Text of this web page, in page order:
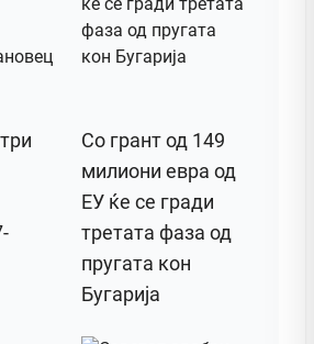
Со грант од 149
милиони евра од
ЕУ ќе се гради
третата фаза од
пругата кон
Бугарија